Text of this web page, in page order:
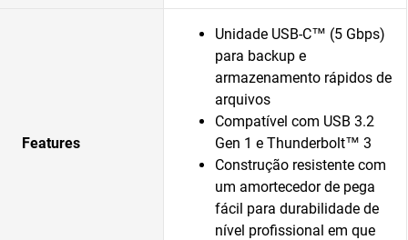
Features
Unidade USB-C™ (5 Gbps)
para backup e
armazenamento rápidos de
arquivos
Compatível com USB 3.2
Gen 1 e Thunderbolt™ 3
Construção resistente com
um amortecedor de pega
fácil para durabilidade de
nível profissional em que